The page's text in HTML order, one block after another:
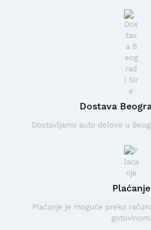
Dostava
Dostavljamo auto delove u
Plaćanje
Plaćanje je moguće preko
gotovinom.